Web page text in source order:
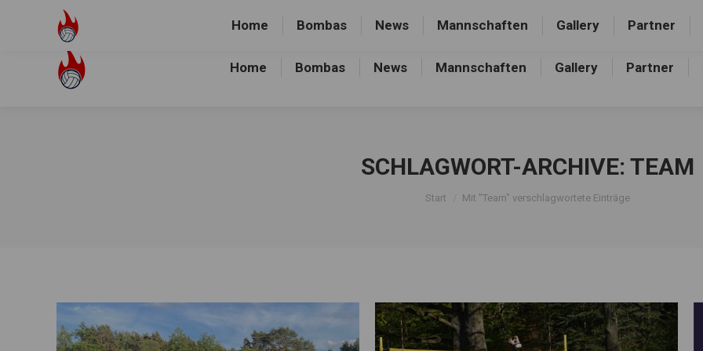
Volley-Bombas e.V.
Home Bombas News Mannschaften Gallery Partner
SCHLAGWORT-ARCHIVE: TEAM
Sie befinden sich hier:
Start Mit "Team" verschlagwortete Einträge
Home Bombas News Mannschaften Gallery Partner